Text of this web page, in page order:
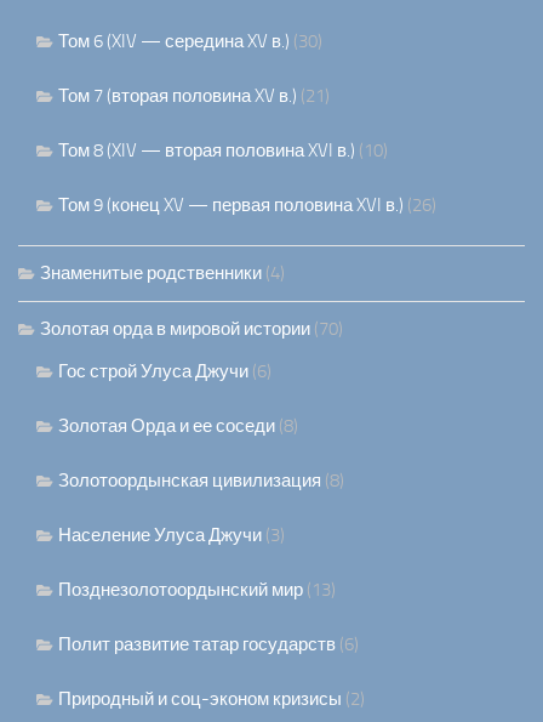
Том 6 (XIV — середина XV в.) (30)
Том 7 (вторая половина XV в.) (21)
Том 8 (XIV — вторая половина XVI в.) (10)
Том 9 (конец XV — первая половина XVI в.) (26)
Знаменитые родственники (4)
Золотая орда в мировой истории (70)
Гос строй Улуса Джучи (6)
Золотая Орда и ее соседи (8)
Золотоордынская цивилизация (8)
Население Улуса Джучи (3)
Позднезолотоордынский мир (13)
Полит развитие татар государств (6)
Природный и соц-эконом кризисы (2)